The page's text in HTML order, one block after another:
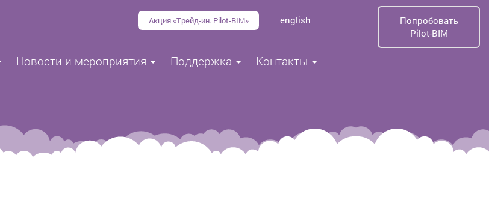
Попробовать
Pilot-BIM
Акция «Трейд-ин. Pilot-BIM» english
Новости и мероприятия Поддержка Контакты